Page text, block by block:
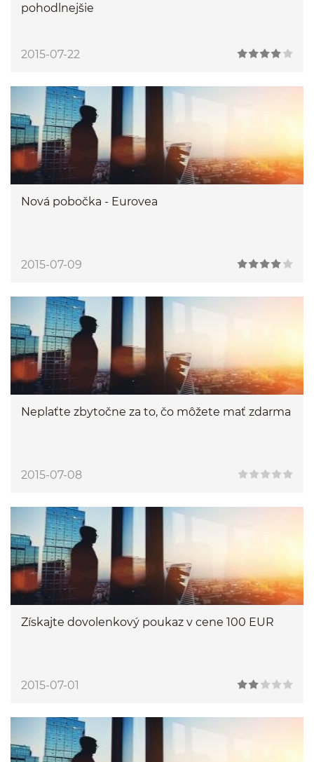
pohodlnejšie
2015-07-22
Nová pobočka - Eurovea
2015-07-09
Neplaťte zbytočne za to, čo môžete mať zdarma
2015-07-08
Získajte dovolenkový poukaz v cene 100 EUR
2015-07-01